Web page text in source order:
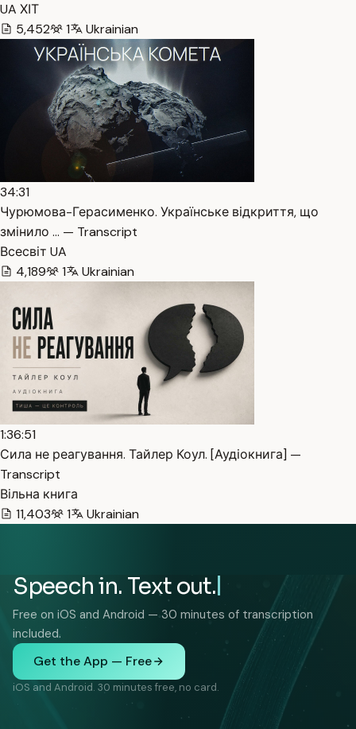
UA ХІТ
5,452
1 Ukrainian
34:31
Чурюмова-Герасименко. Українське відкриття, що
змінило … — Transcript
Всесвіт UA
4,189
1 Ukrainian
1:36:51
Сила не реагування. Тайлер Коул. [Аудіокнига] —
Transcript
Вільна книга
11,403
1 Ukrainian
Speech in. Text out.
Free on iOS and Android — 30 minutes of transcription
included.
Get the App — Free
iOS and Android. 30 minutes free, no card.